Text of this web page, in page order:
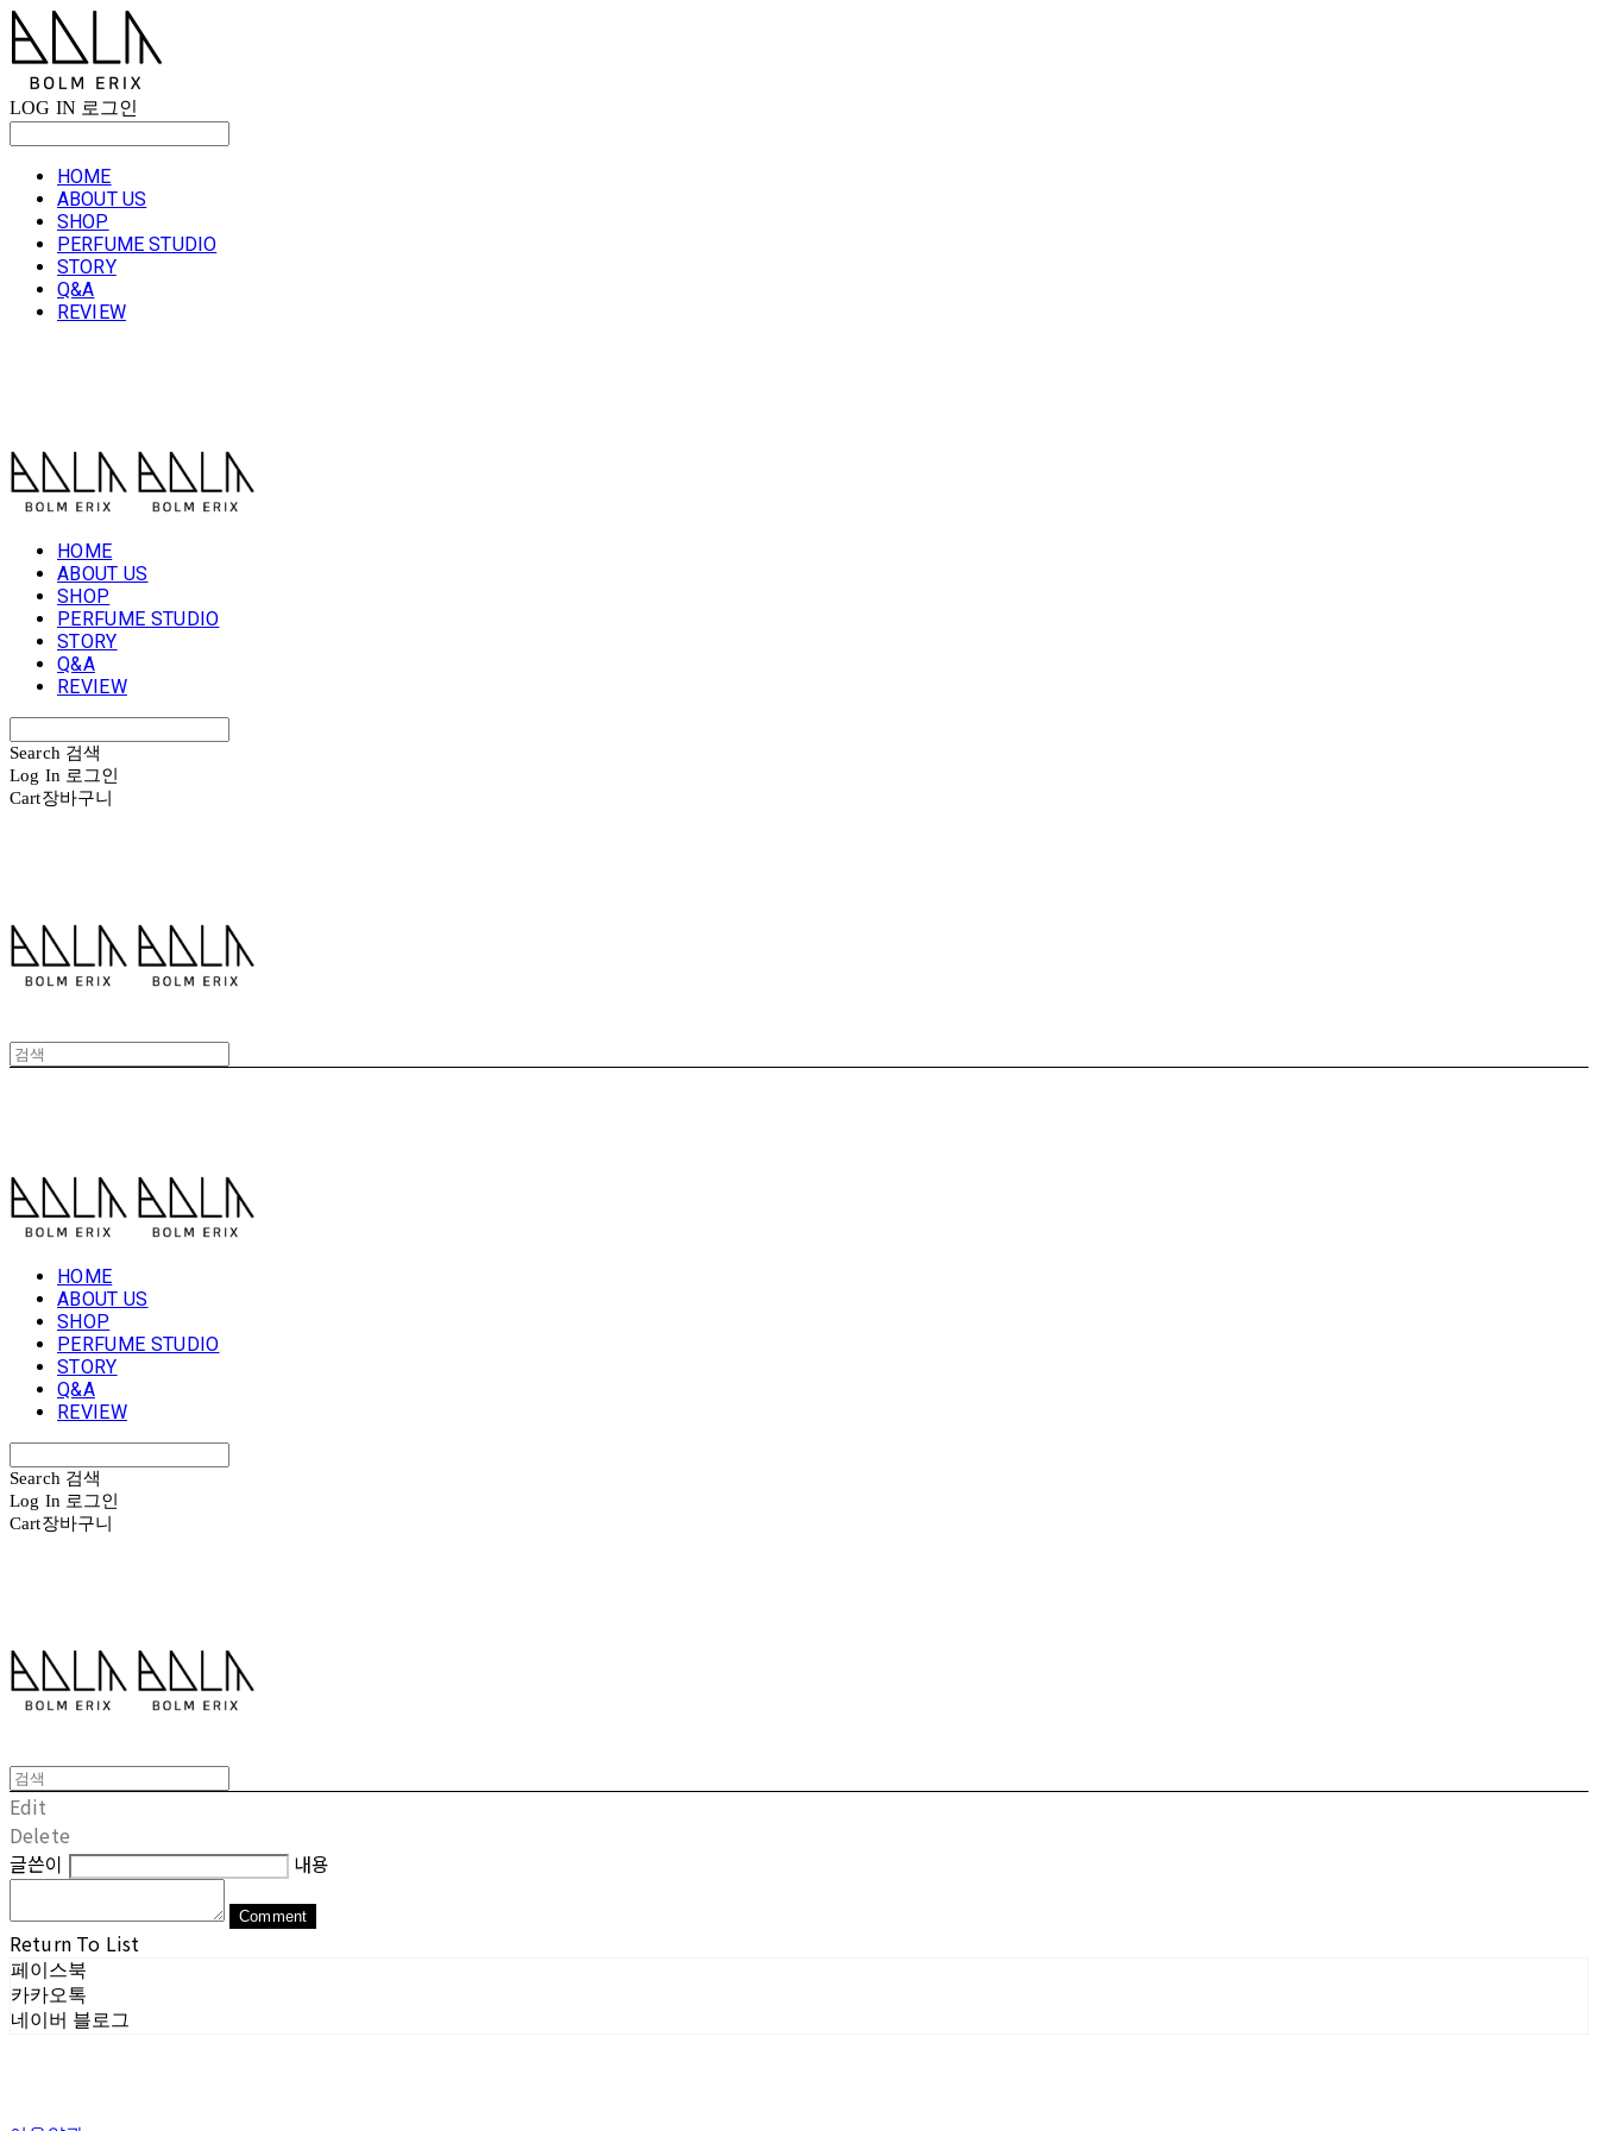
LOG IN 로그인
HOME
ABOUT US
SHOP
PERFUME STUDIO
STORY
Q&A
REVIEW
HOME
ABOUT US
SHOP
PERFUME STUDIO
STORY
Q&A
REVIEW
Search 검색
Log In 로그인
Cart장바구니
HOME
ABOUT US
SHOP
PERFUME STUDIO
STORY
Q&A
REVIEW
Search 검색
Log In 로그인
Cart장바구니
Edit
Delete
글쓴이
내용
Comment
Return To List
페이스북
카카오톡
네이버 블로그